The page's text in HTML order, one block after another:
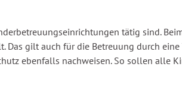
tätig sind.
gilt auch für die Betreuung durch eine
ebenfalls nachweisen. So sollen alle